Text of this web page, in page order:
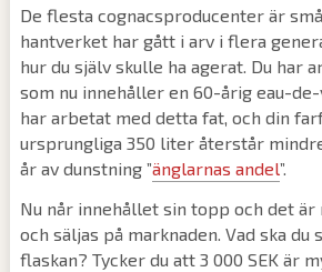
De flesta cognacsproducenter är
hantverket har gått i arv i flera
hur du själv skulle ha agerat. Du har
som nu innehåller en 60-årig eau-
har arbetat med detta fat, och din
ursprungliga 350 liter återstår
år av dunstning ”änglarnas andel”.
Nu når innehållet sin topp och det
och säljas på marknaden. Vad ska
flaskan? Tycker du att 3 000 SEK är